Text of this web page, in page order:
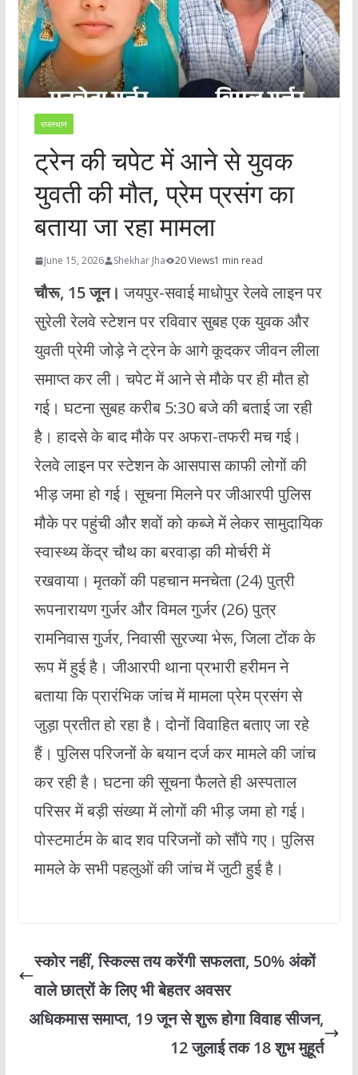
राजस्थान
ट्रेन की चपेट में आने से युवक
युवती की मौत, प्रेम प्रसंग का
बताया जा रहा मामला
June 15, 2026 Shekhar Jha 20 Views1 min read
चौरू, 15 जून।जयपुर-सवाई माधोपुर रेलवे लाइन पर
सुरेली रेलवे स्टेशन पर रविवार सुबह एक युवक और
युवती प्रेमी जोड़े ने ट्रेन के आगे कूदकर जीवन लीला
समाप्त कर ली। चपेट में आने से मौके पर ही मौत हो
गई। घटना सुबह करीब 5:30 बजे की बताई जा रही
है। हादसे के बाद मौके पर अफरा-तफरी मच गई।
रेलवे लाइन पर स्टेशन के आसपास काफी लोगों की
भीड़ जमा हो गई। सूचना मिलने पर जीआरपी पुलिस
मौके पर पहुंची और शवों को कब्जे में लेकर सामुदायिक
स्वास्थ्य केंद्र चौथ का बरवाड़ा की मोर्चरी में
रखवाया। मृतकों की पहचान मनचेता (24) पुत्री
रूपनारायण गुर्जर और विमल गुर्जर (26) पुत्र
रामनिवास गुर्जर, निवासी सुरज्या भेरू, जिला टोंक के
रूप में हुई है। जीआरपी थाना प्रभारी हरीमन ने
बताया कि प्रारंभिक जांच में मामला प्रेम प्रसंग से
जुड़ा प्रतीत हो रहा है। दोनों विवाहित बताए जा रहे
हैं। पुलिस परिजनों के बयान दर्ज कर मामले की जांच
कर रही है। घटना की सूचना फैलते ही अस्पताल
परिसर में बड़ी संख्या में लोगों की भीड़ जमा हो गई।
पोस्टमार्टम के बाद शव परिजनों को सौंपे गए। पुलिस
मामले के सभी पहलुओं की जांच में जुटी हुई है।
स्कोर नहीं, स्किल्स तय करेंगी सफलता, 50% अंकों
वाले छात्रों के लिए भी बेहतर अवसर
अधिकमास समाप्त, 19 जून से शुरू होगा विवाह सीजन,
12 जुलाई तक 18 शुभ मुहूर्त